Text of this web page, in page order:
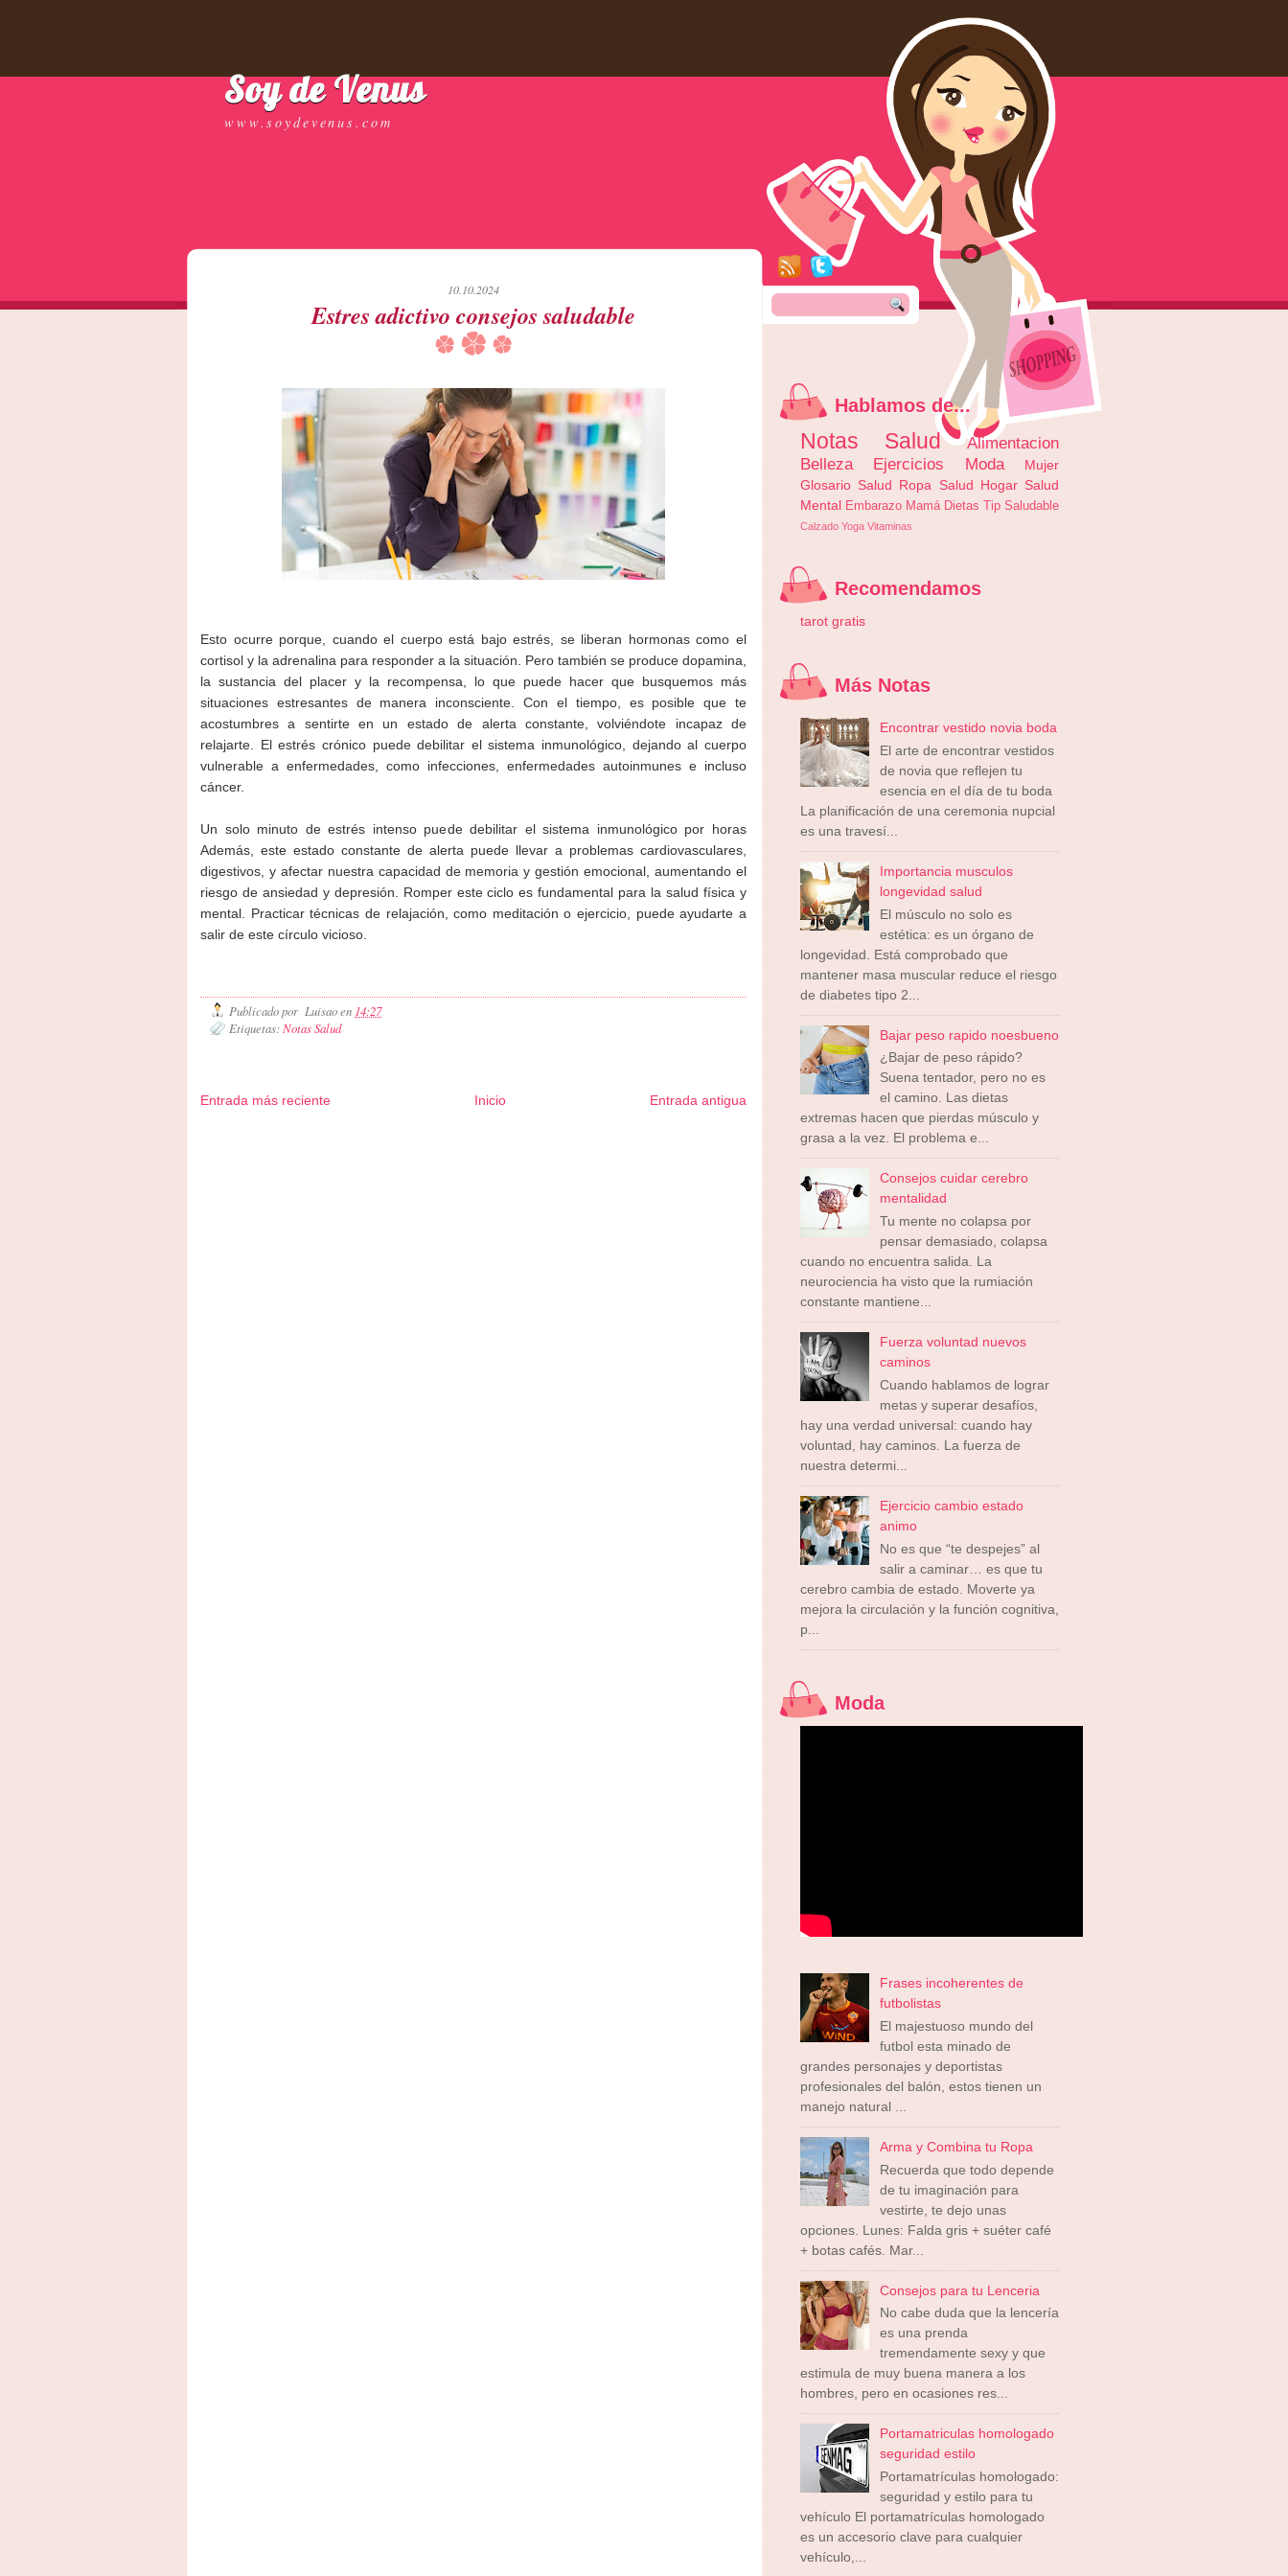
Soy de Venus
www.soydevenus.com
10.10.2024
Estres adictivo consejos saludable
Esto ocurre porque, cuando el cuerpo está bajo estrés, se liberan hormonas como el
cortisol y la adrenalina para responder a la situación. Pero también se produce dopamina,
la sustancia del placer y la recompensa, lo que puede hacer que busquemos más
situaciones estresantes de manera inconsciente. Con el tiempo, es posible que te
acostumbres a sentirte en un estado de alerta constante, volviéndote incapaz de
relajarte. El estrés crónico puede debilitar el sistema inmunológico, dejando al cuerpo
vulnerable a enfermedades, como infecciones, enfermedades autoinmunes e incluso
cáncer.
Un solo minuto de estrés intenso puede debilitar el sistema inmunológico por horas
Además, este estado constante de alerta puede llevar a problemas cardiovasculares,
digestivos, y afectar nuestra capacidad de memoria y gestión emocional, aumentando el
riesgo de ansiedad y depresión. Romper este ciclo es fundamental para la salud física y
mental. Practicar técnicas de relajación, como meditación o ejercicio, puede ayudarte a
salir de este círculo vicioso.
Publicado por Luisaoen 14:27
Etiquetas:Notas Salud
Entrada más reciente Entrada antigua
Inicio
Hablamos de...
Notas Salud
Alimentacion
Belleza
Ejercicios Moda
Mujer
Glosario Salud Ropa Salud Hogar Salud
Mental Embarazo Mamá Dietas Tip Saludable
Calzado Yoga Vitaminas
Recomendamos
tarot gratis
Más Notas
Encontrar vestido novia boda
El arte de encontrar vestidos
de novia que reflejen tu
esencia en el día de tu boda
La planificación de una ceremonia nupcial
es una travesí...
Importancia musculos
longevidad salud
El músculo no solo es
estética: es un órgano de
longevidad. Está comprobado que
mantener masa muscular reduce el riesgo
de diabetes tipo 2...
Bajar peso rapido noesbueno
¿Bajar de peso rápido?
Suena tentador, pero no es
el camino. Las dietas
extremas hacen que pierdas músculo y
grasa a la vez. El problema e...
Consejos cuidar cerebro
mentalidad
Tu mente no colapsa por
pensar demasiado, colapsa
cuando no encuentra salida. La
neurociencia ha visto que la rumiación
constante mantiene...
Fuerza voluntad nuevos
caminos
Cuando hablamos de lograr
metas y superar desafíos,
hay una verdad universal: cuando hay
voluntad, hay caminos. La fuerza de
nuestra determi...
Ejercicio cambio estado
animo
No es que “te despejes” al
salir a caminar… es que tu
cerebro cambia de estado. Moverte ya
mejora la circulación y la función cognitiva,
p...
Moda
Frases incoherentes de
futbolistas
El majestuoso mundo del
futbol esta minado de
grandes personajes y deportistas
profesionales del balón, estos tienen un
manejo natural ...
Arma y Combina tu Ropa
Recuerda que todo depende
de tu imaginación para
vestirte, te dejo unas
opciones. Lunes: Falda gris + suéter café
+ botas cafés. Mar...
Consejos para tu Lenceria
No cabe duda que la lencería
es una prenda
tremendamente sexy y que
estimula de muy buena manera a los
hombres, pero en ocasiones res...
Portamatriculas homologado
seguridad estilo
Portamatrículas homologado:
seguridad y estilo para tu
vehículo El portamatrículas homologado
es un accesorio clave para cualquier
vehículo,...